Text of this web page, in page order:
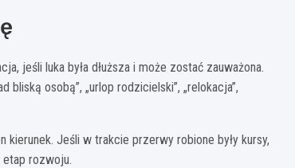
jeśli luka była dłuższa i może zostać zauważona.
bliską osobą”, „urlop rodzicielski”, „relokacja”,
Jeśli w trakcie przerwy robione były kursy,
rozwoju.